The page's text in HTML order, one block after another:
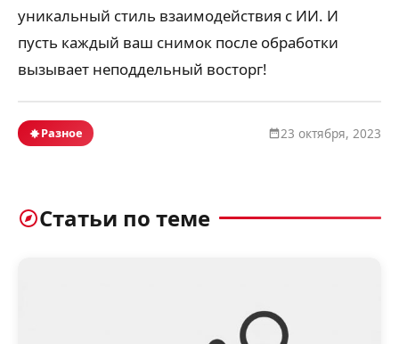
уникальный стиль взаимодействия с ИИ. И
пусть каждый ваш снимок после обработки
вызывает неподдельный восторг!
Разное 23 октября, 2023
Статьи по теме